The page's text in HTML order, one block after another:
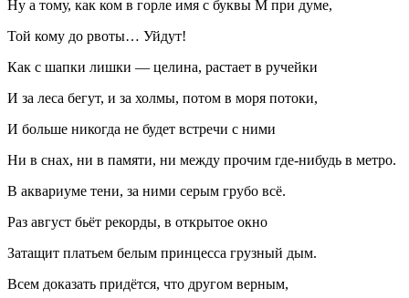
Ну а тому, как ком в горле имя с буквы М при думе,
Той кому до рвоты… Уйдут!
Как с шапки лишки — целина, растает в ручейки
И за леса бегут, и за холмы, потом в моря потоки,
И больше никогда не будет встречи с ними
Ни в снах, ни в памяти, ни между прочим где-нибудь в метро.
В аквариуме тени, за ними серым грубо всё.
Раз август бьёт рекорды, в открытое окно
Затащит платьем белым принцесса грузный дым.
Всем доказать придётся, что другом верным,